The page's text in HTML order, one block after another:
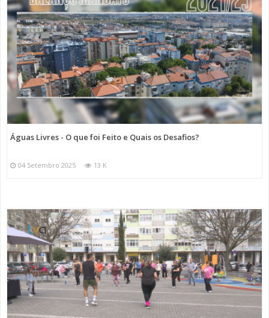
Águas Livres - O que foi Feito e Quais os Desafios?
04 Setembro 2025 13 K